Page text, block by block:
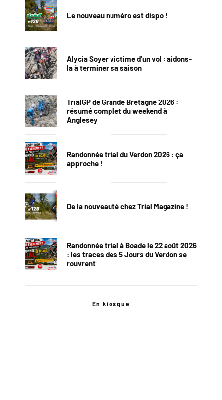
Le nouveau numéro est dispo !
Alycia Soyer victime d’un vol : aidons-
la à terminer sa saison
TrialGP de Grande Bretagne 2026 :
résumé complet du weekend à
Anglesey
Randonnée trial du Verdon 2026 : ça
approche !
De la nouveauté chez Trial Magazine !
Randonnée trial à Boade le 22 août 2026
: les traces des 5 Jours du Verdon se
rouvrent
En kiosque